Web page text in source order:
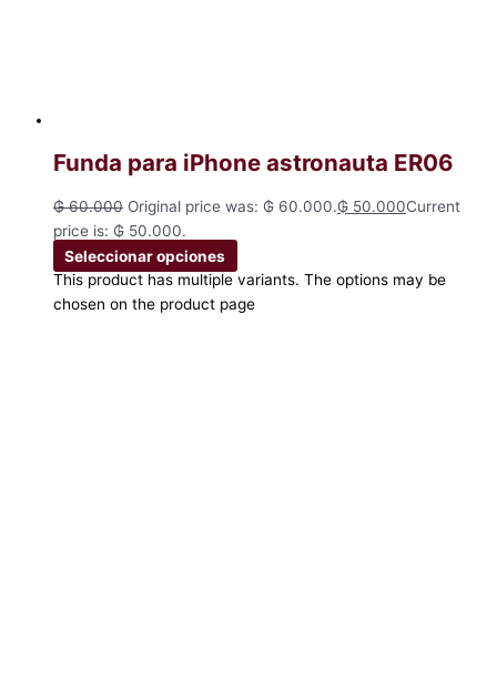
Funda para iPhone astronauta ER06
₲60.000 Original price was: ₲ 60.000.₲ 50.000Current
price is: ₲ 50.000.
Seleccionar opciones
This product has multiple variants. The options may be
chosen on the product page